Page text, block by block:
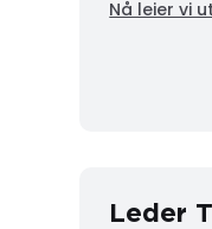
Nå leier vi
Leder